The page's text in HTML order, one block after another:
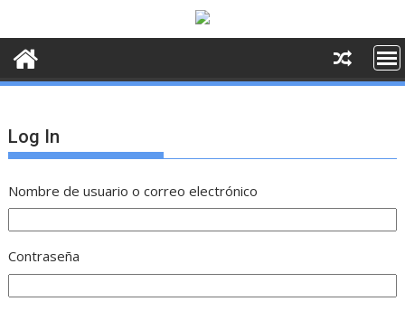
Log In
Nombre de usuario o correo electrónico
Contraseña